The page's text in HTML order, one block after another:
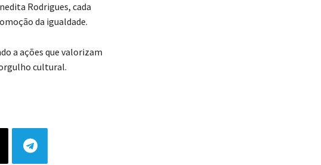
Rodrigues, cada
da igualdade.
a ações que valorizam
cultural.